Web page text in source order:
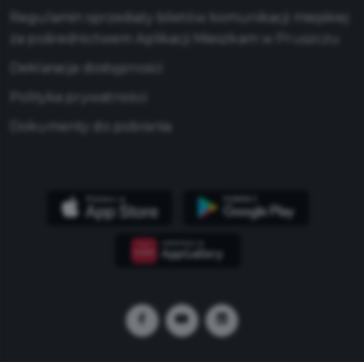
Regulamin sprzedaży biletów komunikacji miejskiej
za pośrednictwem Aplikacji Mieszkam w Pruszczu
Deklaracja dostępności
Polityka prywatności
Dokumenty do pobrania